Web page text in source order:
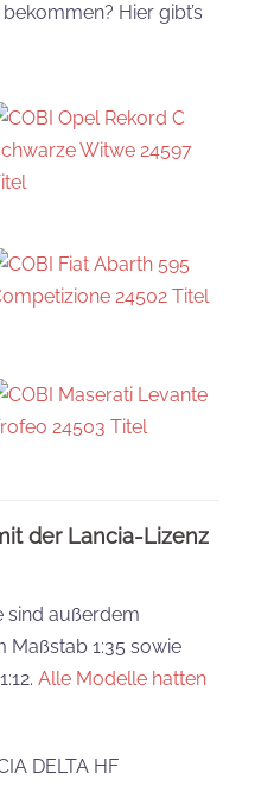
Hier gibt’s
der Lancia-Lizenz
sind außerdem
Maßstab 1:35 sowie
Alle Modelle hatten
DELTA HF